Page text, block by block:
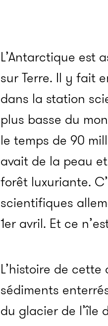
L’Antarctique est
sur Terre. Il y fait
dans la station
plus basse du
le temps de 90
avait de la peau
forêt luxuriante.
scientifiques
1er avril. Et ce
L’histoire de
sédiments
du glacier de l’île